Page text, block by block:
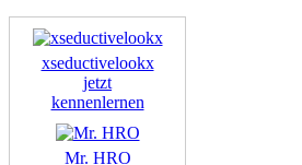
xseductivelookx
jetzt
kennenlernen
Mr. HRO